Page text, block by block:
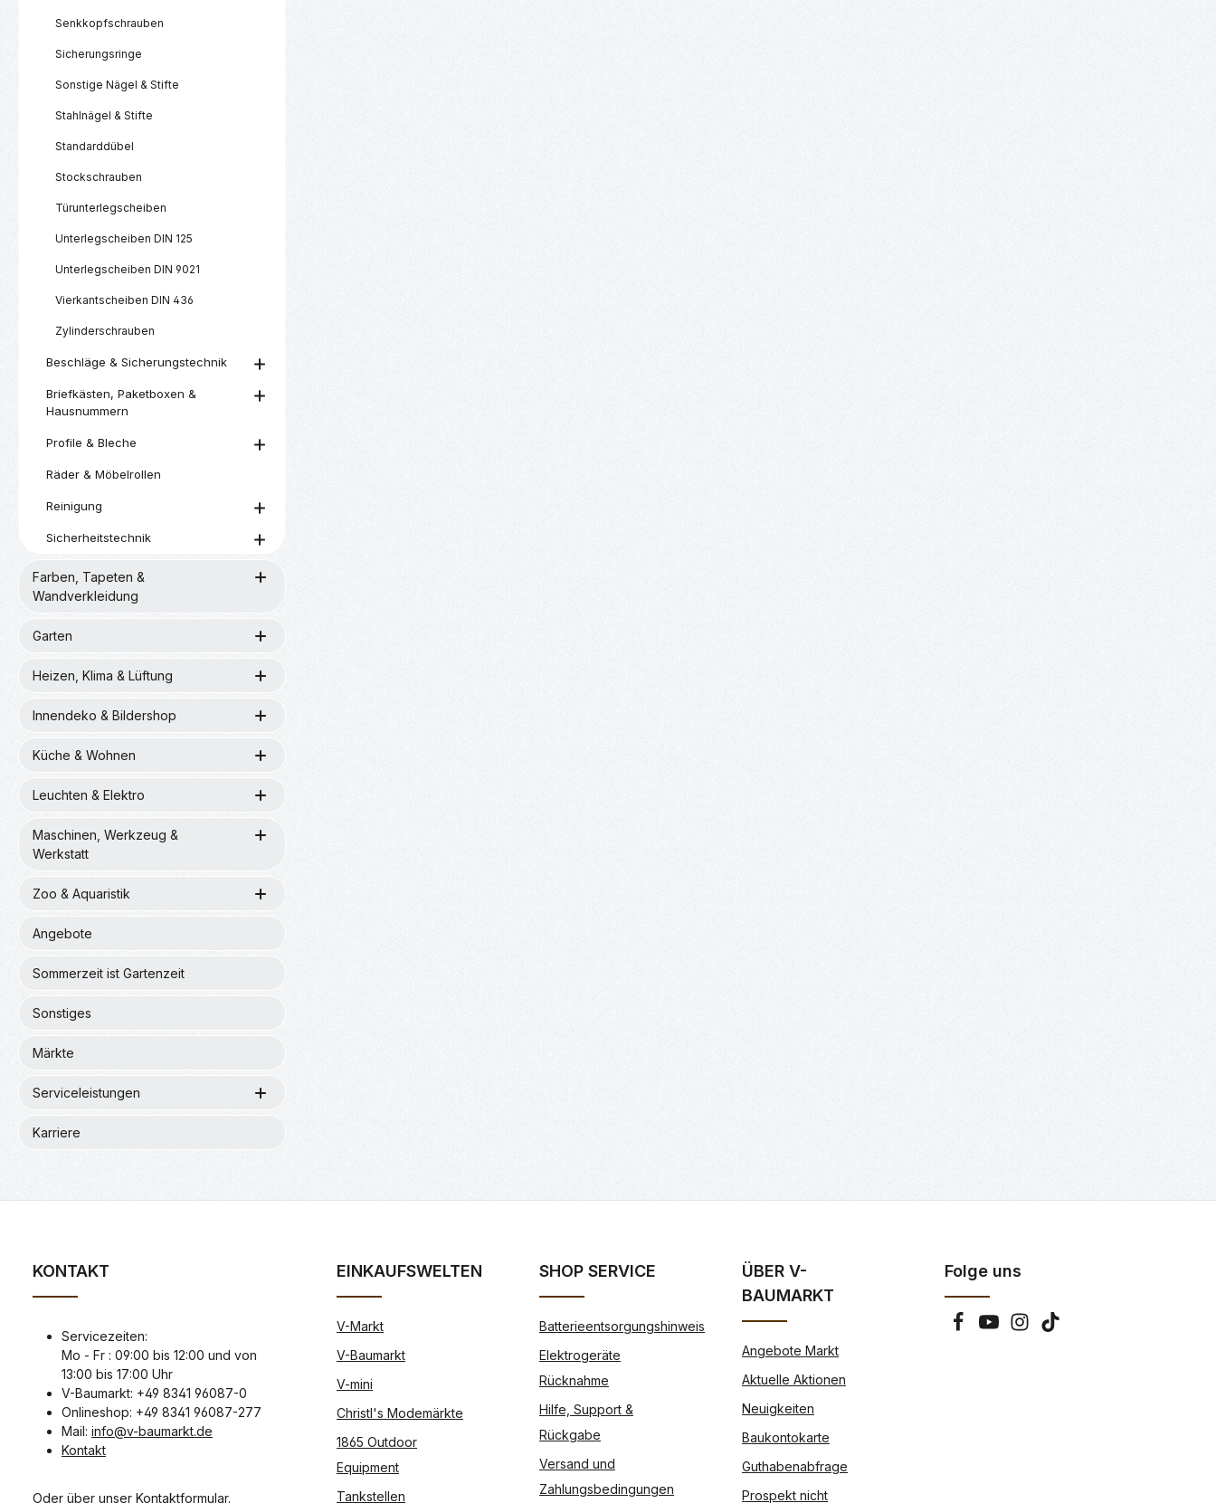
Senkkopfschrauben
Sicherungsringe
Sonstige Nägel & Stifte
Stahlnägel & Stifte
Standarddübel
Stockschrauben
Türunterlegscheiben
Unterlegscheiben DIN 125
Unterlegscheiben DIN 9021
Vierkantscheiben DIN 436
Zylinderschrauben
Beschläge & Sicherungstechnik
Briefkästen, Paketboxen &
Hausnummern
Profile & Bleche
Räder & Möbelrollen
Reinigung
Sicherheitstechnik
Farben, Tapeten &
Wandverkleidung
Garten
Heizen, Klima & Lüftung
Innendeko & Bildershop
Küche & Wohnen
Leuchten & Elektro
Maschinen, Werkzeug &
Werkstatt
Zoo & Aquaristik
Angebote
Sommerzeit ist Gartenzeit
Sonstiges
Märkte
Serviceleistungen
Karriere
KONTAKT
Servicezeiten:
Mo - Fr : 09:00 bis 12:00 und von
13:00 bis 17:00 Uhr
V-Baumarkt: +49 8341 96087-0
Onlineshop: +49 8341 96087-277
Mail: info@v-baumarkt.de
Kontakt
Oder über unser Kontaktformular.
EINKAUFSWELTEN
V-Markt
V-Baumarkt
V-mini
Christl's Modemärkte
1865 Outdoor
Equipment
Tankstellen
SHOP SERVICE
Batterieentsorgungshinweis
Elektrogeräte
Rücknahme
Hilfe, Support &
Rückgabe
Versand und
Zahlungsbedingungen
ÜBER V-
BAUMARKT
Angebote Markt
Aktuelle Aktionen
Neuigkeiten
Baukontokarte
Guthabenabfrage
Prospekt nicht
Folge uns